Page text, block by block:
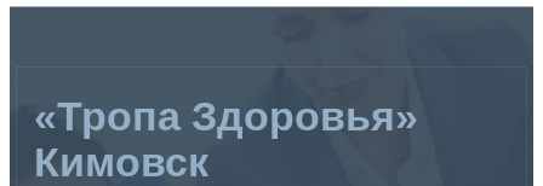
«Тропа Здоровья»
Кимовск